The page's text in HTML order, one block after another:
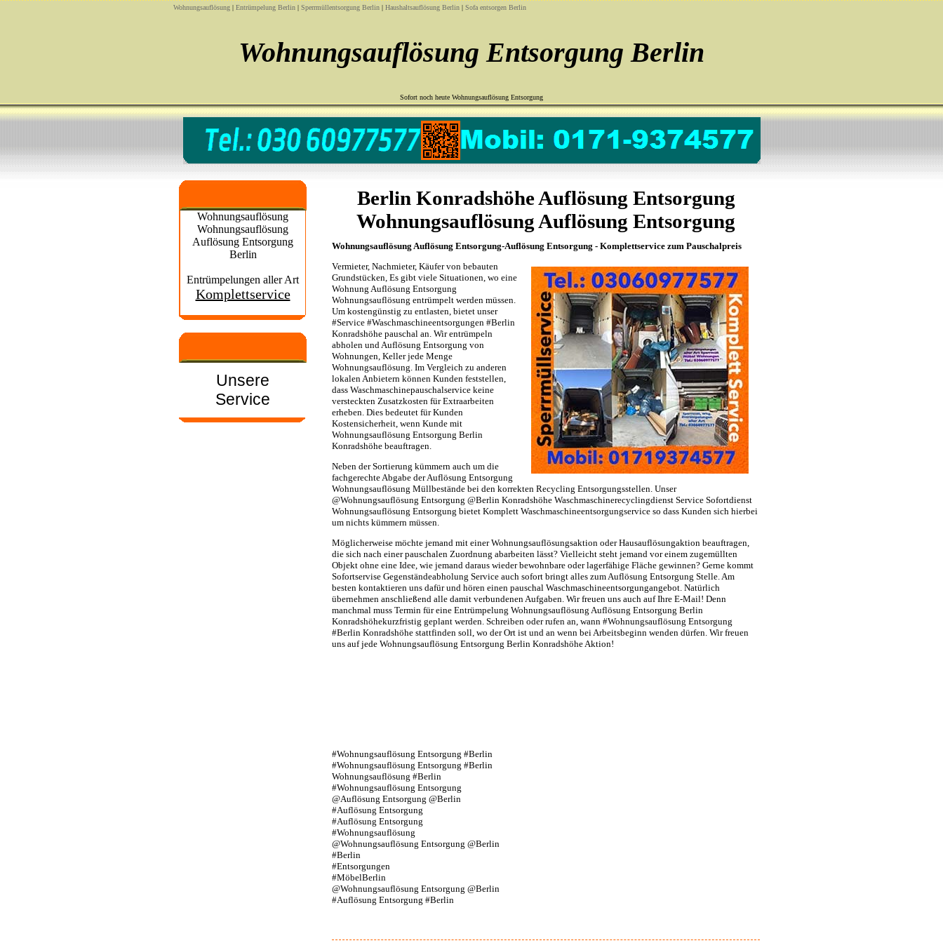
Wohnungsauflösung | Entrümpelung Berlin | Sperrmüllentsorgung Berlin | Haushaltsauflösung Berlin | Sofa entsorgen Berlin
Wohnungsauflösung Entsorgung Berlin
Sofort noch heute Wohnungsauflösung Entsorgung
Wohnungsauflösung
Wohnungsauflösung
Auflösung Entsorgung
Berlin
Entrümpelungen aller Art
Komplettservice
Unsere
Service
Berlin Konradshöhe Auflösung Entsorgung
Wohnungsauflösung Auflösung Entsorgung
Wohnungsauflösung Auflösung Entsorgung-Auflösung Entsorgung - Komplettservice zum Pauschalpreis
Vermieter, Nachmieter, Käufer von bebauten
Grundstücken, Es gibt viele Situationen, wo eine
Wohnung Auflösung Entsorgung
Wohnungsauflösung entrümpelt werden müssen.
Um kostengünstig zu entlasten, bietet unser
#Service #Waschmaschineentsorgungen #Berlin
Konradshöhe pauschal an. Wir entrümpeln
abholen und Auflösung Entsorgung von
Wohnungen, Keller jede Menge
Wohnungsauflösung. Im Vergleich zu anderen
lokalen Anbietern können Kunden feststellen,
dass Waschmaschinepauschalservice keine
versteckten Zusatzkosten für Extraarbeiten
erheben. Dies bedeutet für Kunden
Kostensicherheit, wenn Kunde mit
Wohnungsauflösung Entsorgung Berlin
Konradshöhe beauftragen.
Neben der Sortierung kümmern auch um die
fachgerechte Abgabe der Auflösung Entsorgung
Wohnungsauflösung Müllbestände bei den korrekten Recycling Entsorgungsstellen. Unser
@Wohnungsauflösung Entsorgung @Berlin Konradshöhe Waschmaschinerecyclingdienst Service Sofortdienst
Wohnungsauflösung Entsorgung bietet Komplett Waschmaschineentsorgungservice so dass Kunden sich hierbei
um nichts kümmern müssen.
Möglicherweise möchte jemand mit einer Wohnungsauflösungsaktion oder Hausauflösungaktion beauftragen,
die sich nach einer pauschalen Zuordnung abarbeiten lässt? Vielleicht steht jemand vor einem zugemüllten
Objekt ohne eine Idee, wie jemand daraus wieder bewohnbare oder lagerfähige Fläche gewinnen? Gerne kommt
Sofortservise Gegenständeabholung Service auch sofort bringt alles zum Auflösung Entsorgung Stelle. Am
besten kontaktieren uns dafür und hören einen pauschal Waschmaschineentsorgungangebot. Natürlich
übernehmen anschließend alle damit verbundenen Aufgaben. Wir freuen uns auch auf Ihre E-Mail! Denn
manchmal muss Termin für eine Entrümpelung Wohnungsauflösung Auflösung Entsorgung Berlin
Konradshöhekurzfristig geplant werden. Schreiben oder rufen an, wann #Wohnungsauflösung Entsorgung
#Berlin Konradshöhe stattfinden soll, wo der Ort ist und an wenn bei Arbeitsbeginn wenden dürfen. Wir freuen
uns auf jede Wohnungsauflösung Entsorgung Berlin Konradshöhe Aktion!
#Wohnungsauflösung Entsorgung #Berlin
#Wohnungsauflösung Entsorgung #Berlin
Wohnungsauflösung #Berlin
#Wohnungsauflösung Entsorgung
@Auflösung Entsorgung @Berlin
#Auflösung Entsorgung
#Auflösung Entsorgung
#Wohnungsauflösung
@Wohnungsauflösung Entsorgung @Berlin
#Berlin
#Entsorgungen
#MöbelBerlin
@Wohnungsauflösung Entsorgung @Berlin
#Auflösung Entsorgung #Berlin